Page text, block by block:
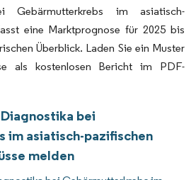
Gebärmutterkrebs im asiatisch-
eine Marktprognose für 2025 bis
Überblick. Laden Sie ein Muster
als kostenlosen Bericht im PDF-
bei
im asiatisch-pazifischen
melden